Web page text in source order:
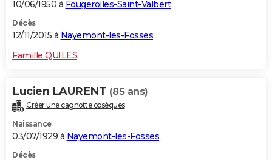
10/06/1950 à Fougerolles-Saint-Valbert
Décès
12/11/2015 à Nayemont-les-Fosses
Famille QUILES
Lucien LAURENT (85 ans)
Créer une cagnotte obsèques
Naissance
03/07/1929 à Nayemont-les-Fosses
Décès